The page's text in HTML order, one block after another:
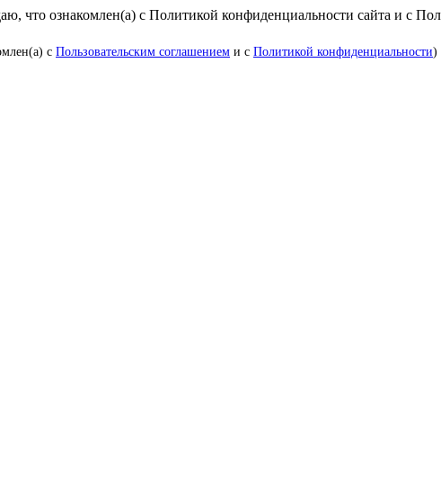
что ознакомлен(а) с Политикой конфиденциальности сайта и с
с Пользовательским соглашением и с Политикой конфиденциальности)